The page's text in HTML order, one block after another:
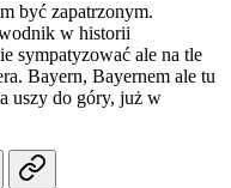
być zapatrzonym.
w historii
sympatyzować ale na tle
Bayern, Bayernem ale tu
uszy do góry, już w